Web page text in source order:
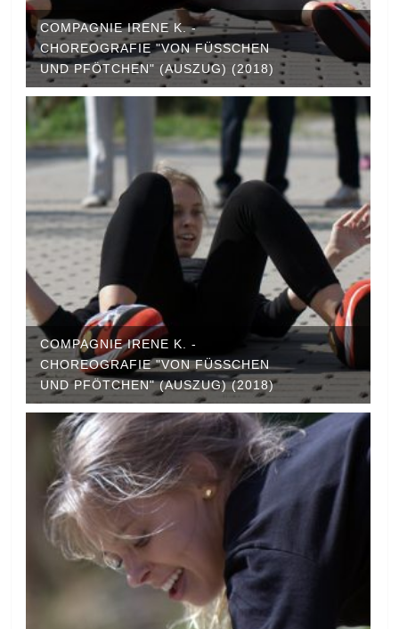
COMPAGNIE IRENE K. -
CHOREOGRAFIE "VON FÜSSCHEN U
ND PFÖTCHEN" (AUSZUG) (2018)
COMPAGNIE IRENE K. -
CHOREOGRAFIE "VON FÜSSCHEN U
ND PFÖTCHEN" (AUSZUG) (2018)